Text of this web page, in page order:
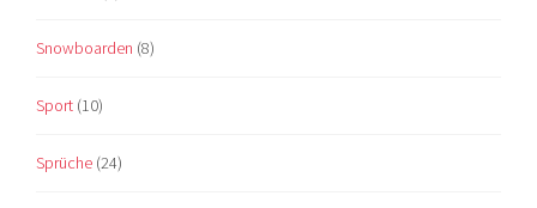
Snowboarden (8)
Sport (10)
Sprüche (24)